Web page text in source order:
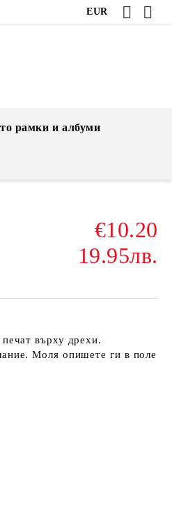
EUR
рамки и албуми
€10.20
19.95лв.
върху дрехи.
Моля опишете ги в поле